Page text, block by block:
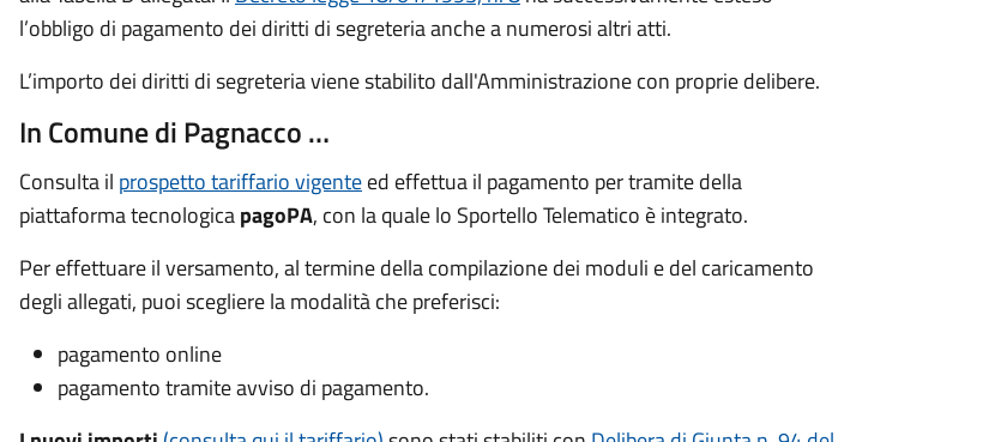
l’obbligo di pagamento dei diritti di segreteria anche a numerosi altri atti.
L’importo dei diritti di segreteria viene stabilito dall'Amministrazione con proprie delibere.
In Comune di Pagnacco …
Consulta il prospetto tariffario vigenteed effettua il pagamento per tramite della
piattaforma tecnologicapagoPA, con la quale lo Sportello Telematico è integrato.
Per effettuare il versamento, al termine della compilazione dei moduli e del caricamento
degli allegati, puoi scegliere la modalità che preferisci:
pagamento online
pagamento tramite avviso di pagamento.